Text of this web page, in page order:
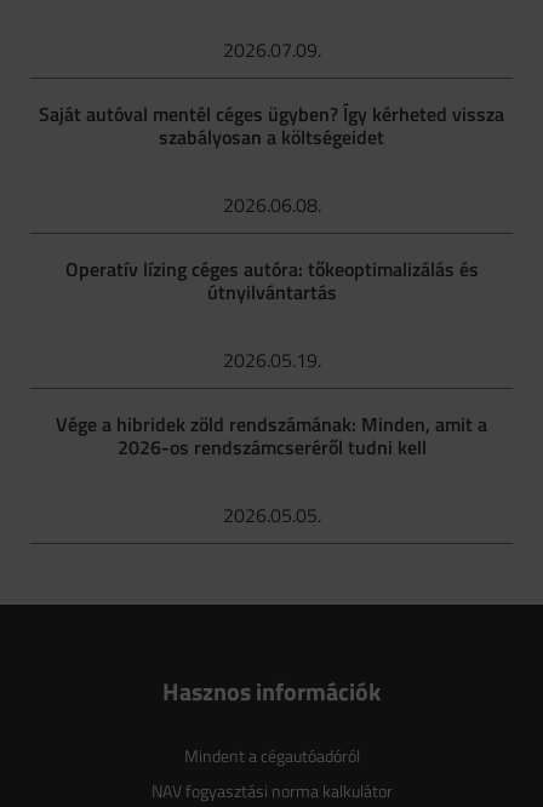
2026.07.09.
Saját autóval mentél céges ügyben? Így kérheted vissza
szabályosan a költségeidet
2026.06.08.
Operatív lízing céges autóra: tőkeoptimalizálás és
útnyilvántartás
2026.05.19.
Vége a hibridek zöld rendszámának: Minden, amit a
2026-os rendszámcseréről tudni kell
2026.05.05.
Hasznos információk
Mindent a cégautóadóról
NAV fogyasztási norma kalkulátor